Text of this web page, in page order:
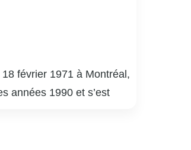
février 1971 à Montréal,
années 1990 et s’est